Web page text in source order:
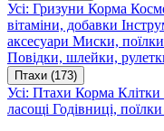
Усі: Гризуни Корма
вітаміни, добавки
аксесуари Миски, поїлки
Повідки, шлейки,
Птахи (173)
Усі: Птахи Корма Клітки
ласощі Годівниці, поїлки